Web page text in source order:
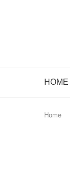
HOME
Home